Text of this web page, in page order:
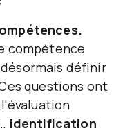
compétence
définir
questions ont
identification